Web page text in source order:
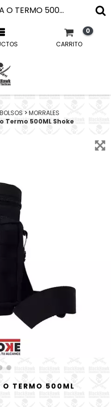
POUCH PORTA BOTELLA O TERMO 500ML SHOKE
CARRITO
0
>MORRALES
Termo 500ML Shoke
O TERMO 500ML